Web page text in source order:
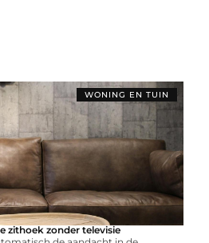
WONING EN TUIN
zithoek zonder televisie